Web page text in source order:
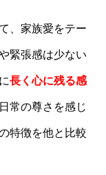
、家族愛をテー
緊張感は少ない
長く心に残る感
常の尊さを感じ
特徴を他と比較